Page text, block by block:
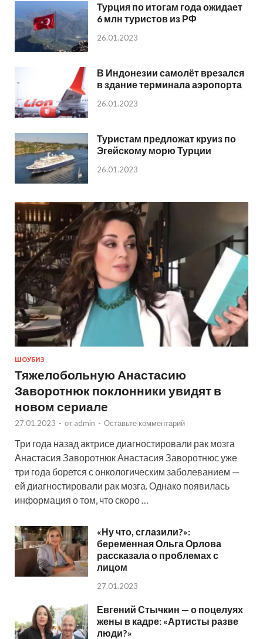
Турция по итогам года ожидает
6 млн туристов из РФ
26.01.2023
В Индонезии самолёт врезался
в здание терминала аэропорта
26.01.2023
Туристам предложат круиз по
Эгейскому морю Турции
26.01.2023
ШОУБИЗ
Тяжелобольную Анастасию
Заворотнюк поклонники увидят в
новом сериале
27.01.2023 - от admin - Оставьте комментарий
Три года назад актрисе диагностировали рак мозга
Анастасия Заворотнюк Анастасия Заворотнюс уже
три года борется с онкологическим заболеванием —
ей диагностировали рак мозга. Однако появилась
информация о том, что скоро …
«Ну что, сглазили?»:
беременная Ольга Орлова
рассказала о проблемах с
лицом
27.01.2023
Евгений Стычкин — о поцелуях
жены в кадре: «Артисты разве
люди?»